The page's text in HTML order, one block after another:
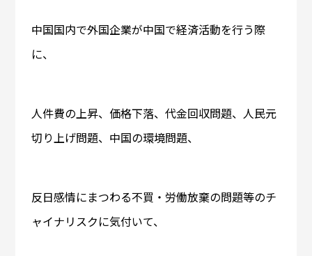
中国国内で外国企業が中国で経済活動を行う際
に、
人件費の上昇、価格下落、代金回収問題、人民元
切り上げ問題、中国の環境問題、
反日感情にまつわる不買・労働放棄の問題等のチ
ャイナリスクに気付いて、